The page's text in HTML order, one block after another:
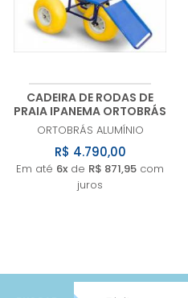
A - Z
CADEIRA DE RODAS DE
PRAIA IPANEMA ORTOBRÁS
ORTOBRÁS ALUMÍNIO
R$ 4.790,00
Em até 6x de R$ 871,95 com
juros